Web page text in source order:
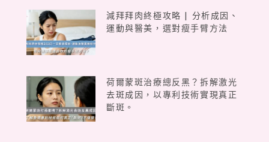
減拜拜肉終極攻略 | 分析成因、
運動與醫美，選對瘦手臂方法
荷爾蒙斑治療總反黑？拆解激光
去斑成因，以專利技術實現真正
斷斑。